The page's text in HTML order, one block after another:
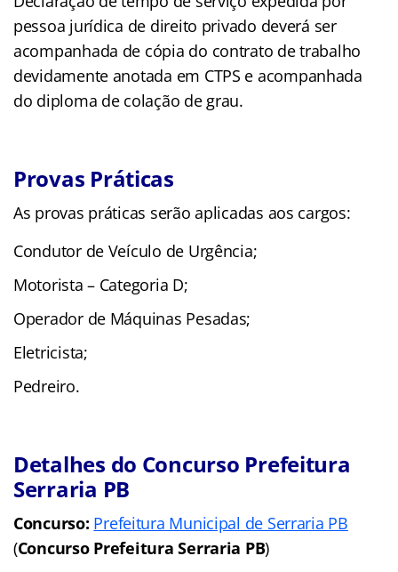
pessoa jurídica de direito privado deverá ser
acompanhada de cópia do contrato de trabalho
devidamente anotada em CTPS e acompanhada
do diploma de colação de grau.
Provas Práticas
As provas práticas serão aplicadas aos cargos:
Condutor de Veículo de Urgência;
Motorista – Categoria D;
Operador de Máquinas Pesadas;
Eletricista;
Pedreiro.
Detalhes do Concurso Prefeitura
Serraria PB
Concurso: Prefeitura Municipal de Serraria PB
(Concurso Prefeitura Serraria PB)